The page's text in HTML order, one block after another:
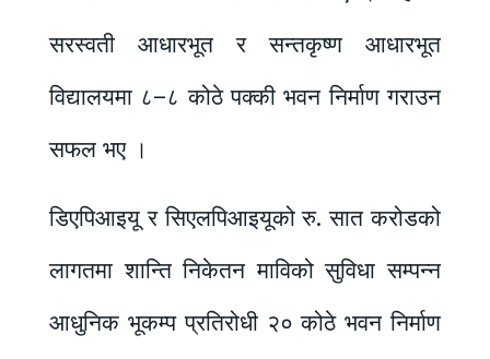
सरस्वती आधारभूत र सन्तकृष्ण आधारभूत
विद्यालयमा ८–८ कोठे पक्की भवन निर्माण गराउन
सफल भए ।
डिएपिआइयू र सिएलपिआइयूको रु. सात करोडको
लागतमा शान्ति निकेतन माविको सुविधा सम्पन्न
आधुनिक भूकम्प प्रतिरोधी २० कोठे भवन निर्माण